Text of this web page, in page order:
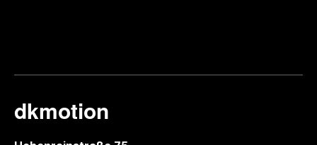
dkmotion